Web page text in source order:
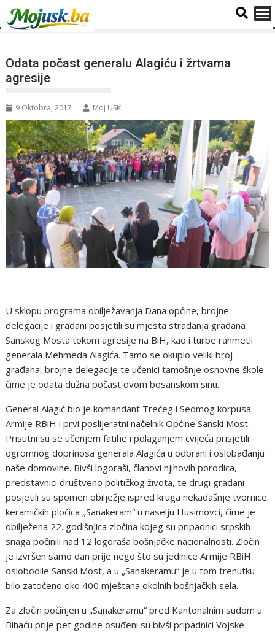
Odata počast generalu Alagiću i žrtvama
agresije
9 Oktobra, 2017 Moj USK
U sklopu programa obilježavanja Dana općine, brojne
delegacije i građani posjetili su mjesta stradanja građana
Sanskog Mosta tokom agresije na BiH, kao i turbe rahmetli
generala Mehmeda Alagića. Tamo se okupio veliki broj
građana, brojne delegacije te učenici tamošnje osnovne škole
čime je odata dužna počast ovom bosanskom sinu.
General Alagić bio je komandant Trećeg i Sedmog korpusa
Armije RBiH i prvi poslijeratni načelnik Općine Sanski Most.
Prisutni su se učenjem fatihe i polaganjem cvijeća prisjetili
ogromnog doprinosa generala Alagića u odbrani i oslobađanju
naše domovine. Bivši logoraši, članovi njihovih porodica,
predstavnici društveno političkog života, te drugi građani
posjetili su spomen obilježje ispred kruga nekadašnje tvornice
keramičkih pločica „Sanakeram“ u naselju Husimovci, čime je
obilježena 22. godišnjica zločina kojeg su pripadnici srpskih
snaga počinili nad 12 logoraša bošnjačke nacionalnosti. Zločin
je izvršen samo dan prije nego što su jedinice Armije RBiH
oslobodile Sanski Most, a u „Sanakeramu“ je u tom trenutku
bilo zatočeno oko 400 mještana okolnih bošnjačkih sela.
Za zločin počinjen u „Sanakeramu“ pred Kantonalnim sudom u
Bihaću prije pet godine osuđeni su bivši pripadnici Vojske